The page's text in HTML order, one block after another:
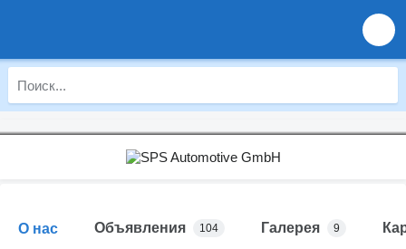
О нас Объявления 104 Галерея 9